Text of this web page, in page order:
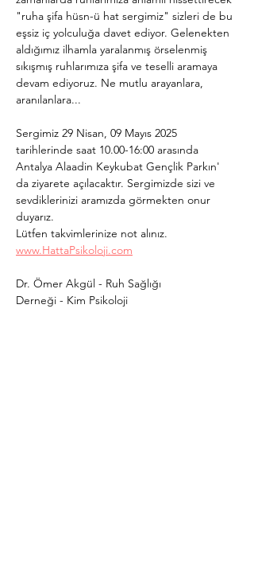
"ruha şifa hüsn-ü hat sergimiz" sizleri de bu
eşsiz iç yolculuğa davet ediyor. Gelenekten
aldığımız ilhamla yaralanmış örselenmiş
sıkışmış ruhlarımıza şifa ve teselli aramaya
devam ediyoruz. Ne mutlu arayanlara,
aranılanlara...
Sergimiz 29 Nisan, 09 Mayıs 2025
tarihlerinde saat 10.00-16:00 arasında
Antalya Alaadin Keykubat Gençlik Parkın'
da ziyarete açılacaktır. Sergimizde sizi ve
sevdiklerinizi aramızda görmekten onur
duyarız.
Lütfen takvimlerinize not alınız.
www.HattaPsikoloji.com
Dr. Ömer Akgül - Ruh Sağlığı
Derneği - Kim Psikoloji